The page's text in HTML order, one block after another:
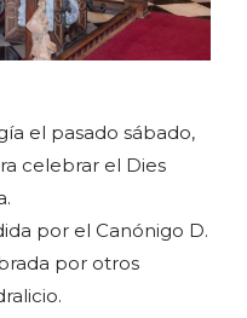
el pasado sábado,
celebrar el Dies
por el Canónigo D.
por otros